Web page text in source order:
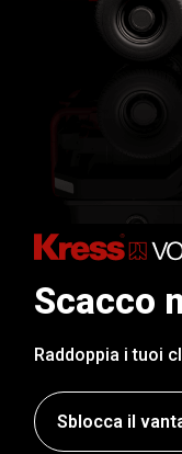
Scacco
Raddoppia i tuoi
Sblocca il